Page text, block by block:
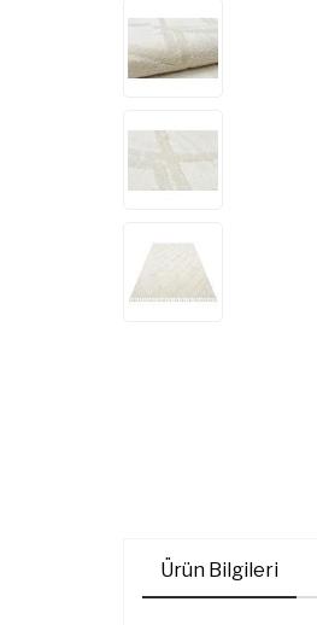
Ürün Bilgileri